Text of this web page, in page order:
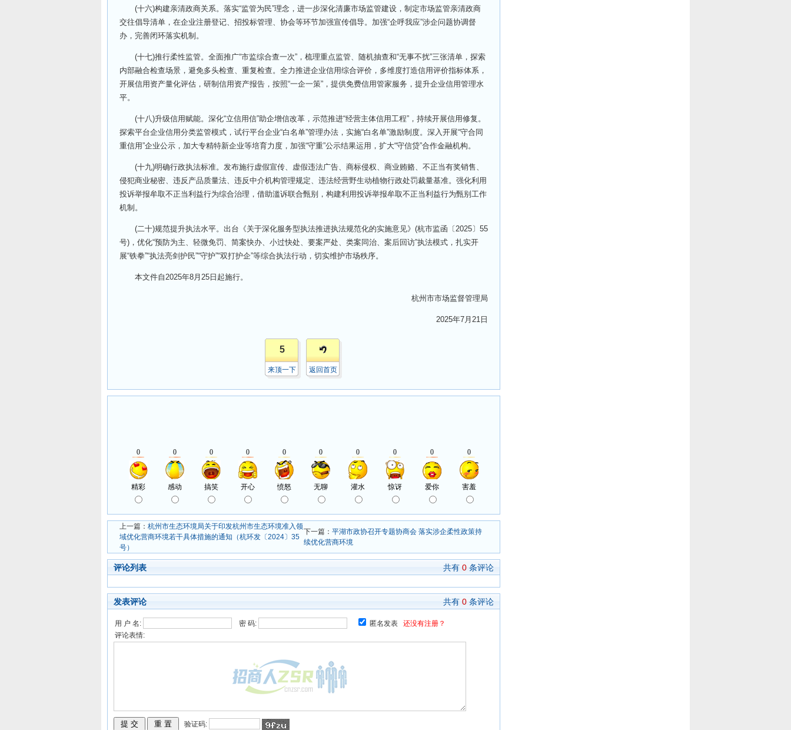
(十六)构建亲清政商关系。落实“监管为民”理念，进一步深化清廉市场监管建设，制定市场监管亲清政商
交往倡导清单，在企业注册登记、招投标管理、协会等环节加强宣传倡导。加强“企呼我应”涉企问题协调督
办，完善闭环落实机制。
(十七)推行柔性监管。全面推广“市监综合查一次”，梳理重点监管、随机抽查和“无事不扰”三张清单，探索
内部融合检查场景，避免多头检查、重复检查。全力推进企业信用综合评价，多维度打造信用评价指标体系，
开展信用资产量化评估，研制信用资产报告，按照“一企一策”，提供免费信用管家服务，提升企业信用管理水
平。
(十八)升级信用赋能。深化“立信用信”助企增信改革，示范推进“经营主体信用工程”，持续开展信用修复。
探索平台企业信用分类监管模式，试行平台企业“白名单”管理办法，实施“白名单”激励制度。深入开展“守合同
重信用”企业公示，加大专精特新企业等培育力度，加强“守重”公示结果运用，扩大“守信贷”合作金融机构。
(十九)明确行政执法标准。发布施行虚假宣传、虚假违法广告、商标侵权、商业贿赂、不正当有奖销售、
侵犯商业秘密、违反产品质量法、违反中介机构管理规定、违法经营野生动植物行政处罚裁量基准。强化利用
投诉举报牟取不正当利益行为综合治理，借助滥诉联合甄别，构建利用投诉举报牟取不正当利益行为甄别工作
机制。
(二十)规范提升执法水平。出台《关于深化服务型执法推进执法规范化的实施意见》(杭市监函〔2025〕55
号)，优化“预防为主、轻微免罚、简案快办、小过快处、要案严处、类案同治、案后回访”执法模式，扎实开
展“铁拳”“执法亮剑护民”“守护”“双打护企”等综合执法行动，切实维护市场秩序。
本文件自2025年8月25日起施行。
杭州市市场监督管理局
2025年7月21日
5
来顶一下 返回首页
上一篇： 杭州市生态环境局关于印发杭州市生态环境准入领
域优化营商环境若干具体措施的通知（杭环发〔2024〕35
号）
下一篇： 平湖市政协召开专题协商会 落实涉企柔性政策持
续优化营商环境
评论列表 共有 0 条评论
发表评论 共有 0 条评论
用 户 名: 密 码: 匿名发表 还没有注册？
评论表情:
验证码: